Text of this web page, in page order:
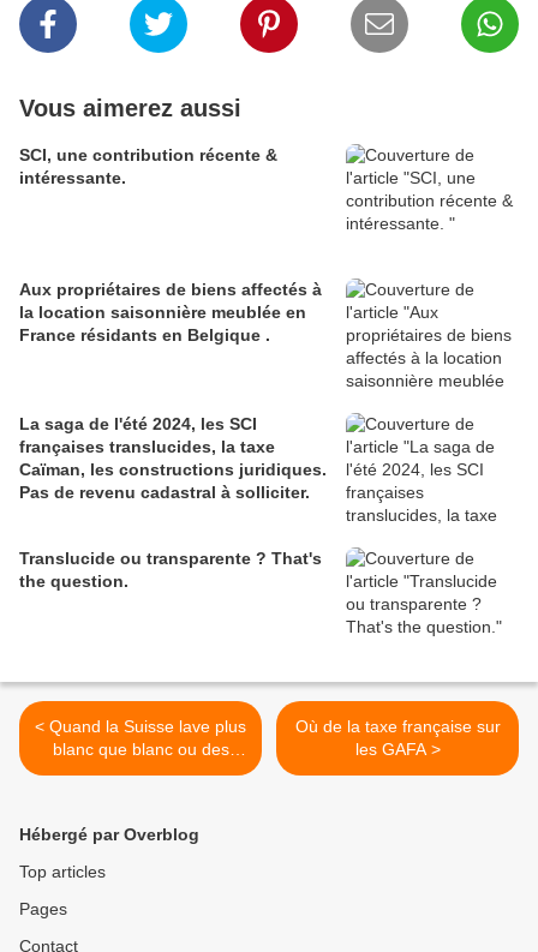
Vous aimerez aussi
SCI, une contribution récente &
intéressante.
Aux propriétaires de biens affectés à
la location saisonnière meublée en
France résidants en Belgique .
La saga de l'été 2024, les SCI
françaises translucides, la taxe
Caïman, les constructions juridiques.
Pas de revenu cadastral à solliciter.
Translucide ou transparente ? That's
the question.
< Quand la Suisse lave plus
blanc que blanc ou des
demandes en allant à la
Où de la taxe française sur
les GAFA >
Hébergé par Overblog
Top articles
Pages
Contact